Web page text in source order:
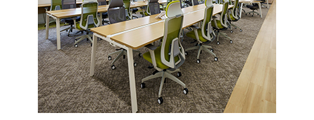
オフィスチェア
ルナーレ2
オフィスチェア
プラス レナ